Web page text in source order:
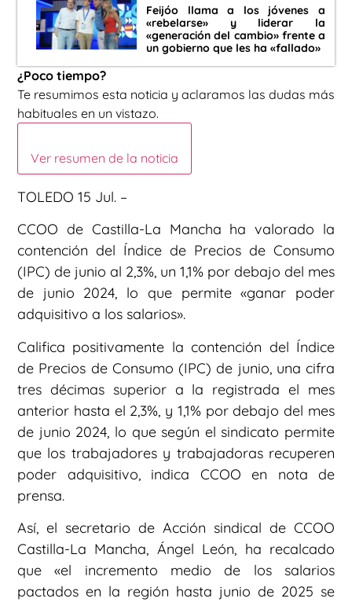
Feijóo llama a los jóvenes a
«rebelarse» y liderar la
«generación del cambio» frente a
un gobierno que les ha «fallado»
¿Poco tiempo?
Te resumimos esta noticia y aclaramos las dudas más
habituales en un vistazo.
Ver resumen de la noticia
TOLEDO 15 Jul. –
CCOO de Castilla-La Mancha ha valorado la
contención del Índice de Precios de Consumo
(IPC) de junio al 2,3%, un 1,1% por debajo del mes
de junio 2024, lo que permite «ganar poder
adquisitivo a los salarios».
Califica positivamente la contención del Índice
de Precios de Consumo (IPC) de junio, una cifra
tres décimas superior a la registrada el mes
anterior hasta el 2,3%, y 1,1% por debajo del mes
de junio 2024, lo que según el sindicato permite
que los trabajadores y trabajadoras recuperen
poder adquisitivo, indica CCOO en nota de
prensa.
Así, el secretario de Acción sindical de CCOO
Castilla-La Mancha, Ángel León, ha recalcado
que «el incremento medio de los salarios
pactados en la región hasta junio de 2025 se